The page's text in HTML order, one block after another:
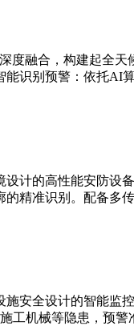
度融合，构建起全
识别预警：依托AI
计的高性能安防设
的精准识别。配备
安全设计的智能监
工机械等隐患，预